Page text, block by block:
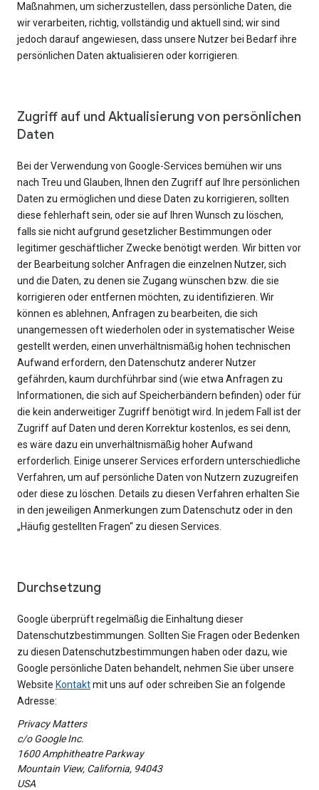
Maßnahmen, um sicherzustellen, dass persönliche Daten, die
wir verarbeiten, richtig, vollständig und aktuell sind; wir sind
jedoch darauf angewiesen, dass unsere Nutzer bei Bedarf ihre
persönlichen Daten aktualisieren oder korrigieren.
Zugriff auf und Aktualisierung von persönlichen
Daten
Bei der Verwendung von Google-Services bemühen wir uns
nach Treu und Glauben, Ihnen den Zugriff auf Ihre persönlichen
Daten zu ermöglichen und diese Daten zu korrigieren, sollten
diese fehlerhaft sein, oder sie auf Ihren Wunsch zu löschen,
falls sie nicht aufgrund gesetzlicher Bestimmungen oder
legitimer geschäftlicher Zwecke benötigt werden. Wir bitten vor
der Bearbeitung solcher Anfragen die einzelnen Nutzer, sich
und die Daten, zu denen sie Zugang wünschen bzw. die sie
korrigieren oder entfernen möchten, zu identifizieren. Wir
können es ablehnen, Anfragen zu bearbeiten, die sich
unangemessen oft wiederholen oder in systematischer Weise
gestellt werden, einen unverhältnismäßig hohen technischen
Aufwand erfordern, den Datenschutz anderer Nutzer
gefährden, kaum durchführbar sind (wie etwa Anfragen zu
Informationen, die sich auf Speicherbändern befinden) oder für
die kein anderweitiger Zugriff benötigt wird. In jedem Fall ist der
Zugriff auf Daten und deren Korrektur kostenlos, es sei denn,
es wäre dazu ein unverhältnismäßig hoher Aufwand
erforderlich. Einige unserer Services erfordern unterschiedliche
Verfahren, um auf persönliche Daten von Nutzern zuzugreifen
oder diese zu löschen. Details zu diesen Verfahren erhalten Sie
in den jeweiligen Anmerkungen zum Datenschutz oder in den
„Häufig gestellten Fragen“ zu diesen Services.
Durchsetzung
Google überprüft regelmäßig die Einhaltung dieser
Datenschutzbestimmungen. Sollten Sie Fragen oder Bedenken
zu diesen Datenschutzbestimmungen haben oder dazu, wie
Google persönliche Daten behandelt, nehmen Sie über unsere
Website Kontaktmit uns auf oder schreiben Sie an folgende
Adresse:
Privacy Matters
c/o Google Inc.
1600 Amphitheatre Parkway
Mountain View, California, 94043
USA